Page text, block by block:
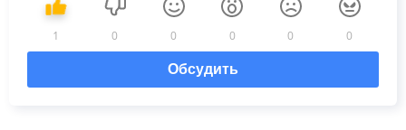
1 0 0 0 0 0
Обсудить